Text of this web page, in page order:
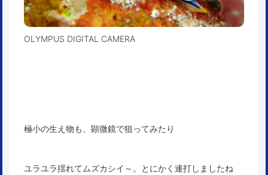
OLYMPUS DIGITAL CAMERA
極小の生え物も、顕微鏡で狙ってみたり
ユラユラ揺れてムズカシイ～。とにかく連打しましたね